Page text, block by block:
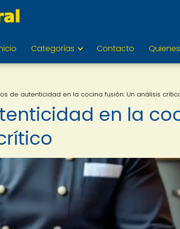
Categorías Contacto
de autenticidad en la cocina fusión: Un análisis
en la